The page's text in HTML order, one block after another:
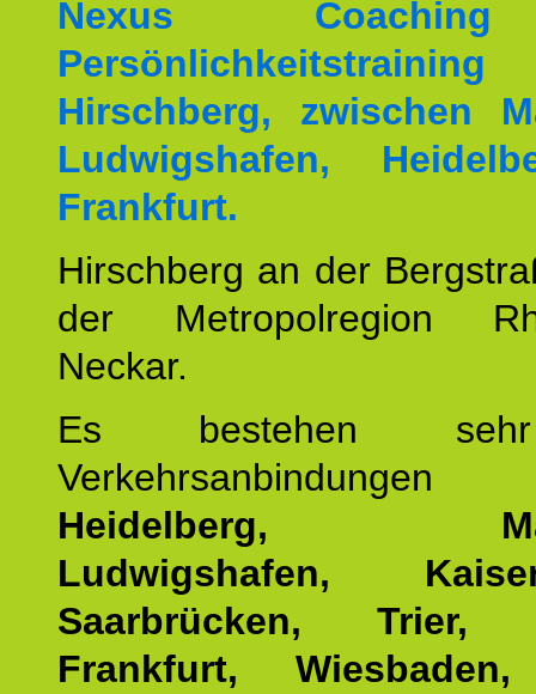
Nexus
Hirschberg, zwischen
Ludwigshafen,
Frankfurt.
Hirschberg an der
der Metropolregion
Neckar.
Es bestehen
Heidelberg,
Ludwigshafen,
Saarbrücken, Trier,
Frankfurt,